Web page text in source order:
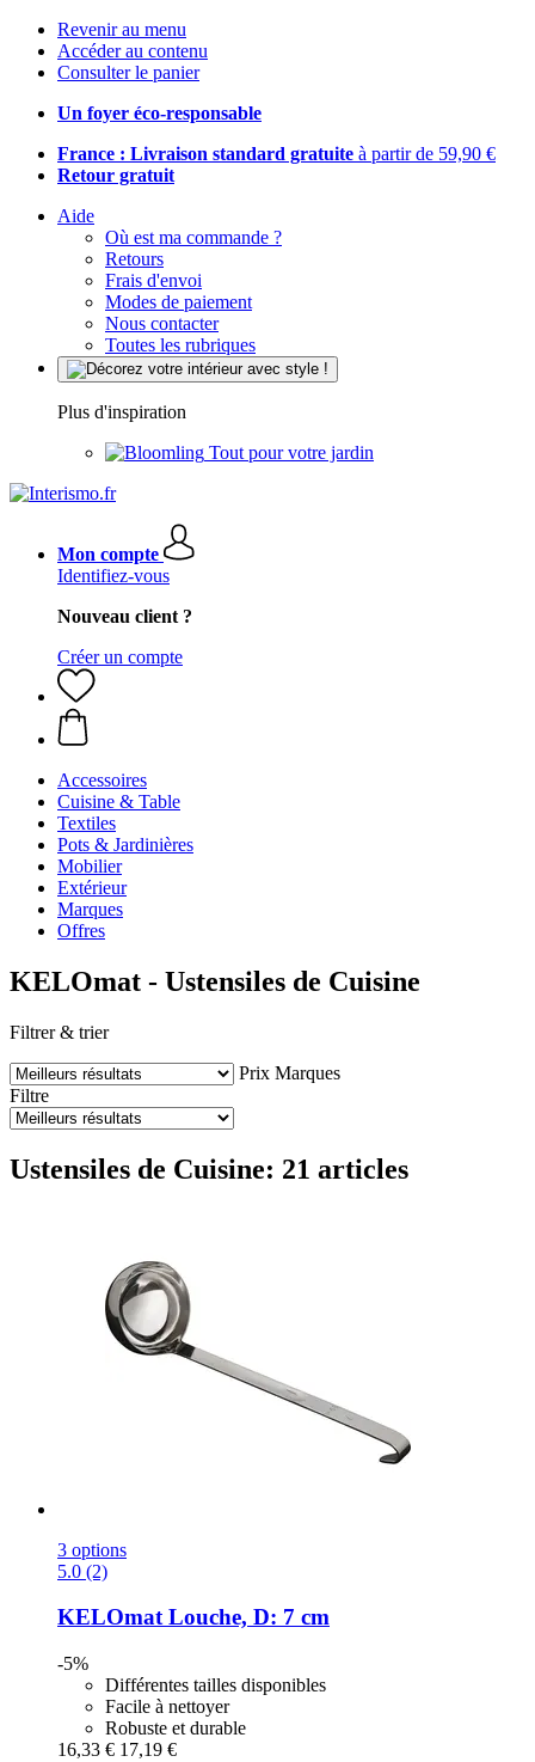
Revenir au menu
Accéder au contenu
Consulter le panier
Un foyer éco-responsable
France : Livraison standard gratuite à partir de 59,90 €
Retour gratuit
Aide
Où est ma commande ?
Retours
Frais d'envoi
Modes de paiement
Nous contacter
Toutes les rubriques
Plus d'inspiration
Tout pour votre jardin
Mon compte
Identifiez-vous
Nouveau client ?
Créer un compte
Accessoires
Cuisine & Table
Textiles
Pots & Jardinières
Mobilier
Extérieur
Marques
Offres
KELOmat - Ustensiles de Cuisine
Filtrer & trier
Prix Marques
Filtre
Ustensiles de Cuisine: 21 articles
3 options
5.0 (2)
KELOmatLouche, D: 7 cm
-5%
Différentes tailles disponibles
Facile à nettoyer
Robuste et durable
16,33 € 17,19 €